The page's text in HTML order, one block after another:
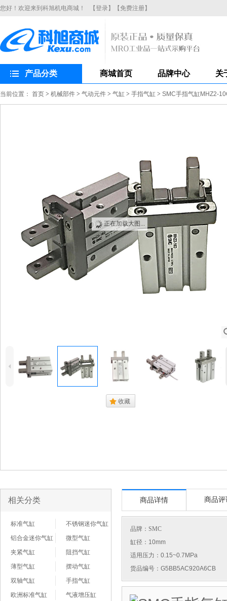
您好！欢迎来到科旭机电商城！ 【登录】 【免费注册】
产品分类 商城首页 品牌中心 关
当前位置： 首页 > 机械部件 > 气动元件 > 气缸 > 手指气缸 > SMC手指气缸MHZ2-
正在加载大图...
4
. 收藏
相关分类
标准气缸
不锈钢迷你气缸
铝合金迷你气缸
微型气缸
夹紧气缸
阻挡气缸
薄型气缸
摆动气缸
双轴气缸
手指气缸
欧洲标准气缸
气液增压缸
商品详情 商品评
品牌： SMC
缸径：10mm
适用压力：0.15~0.7MPa
货品编号：G5BB5AC920A6CB